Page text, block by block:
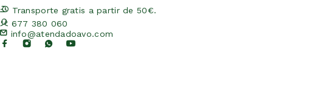
Transporte gratis a partir de 50€.
677 380 060
info@atendadoavo.com